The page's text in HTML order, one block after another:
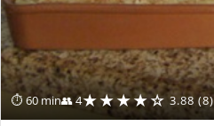
⏱ 60 min👥 4★★★★☆ 3.88 (8)